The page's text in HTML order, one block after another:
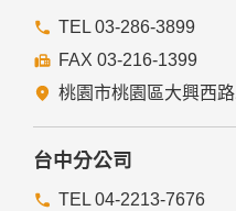
前項但書之情形包括不限於：
經由您書面同意。
法律明文規定。
與公務機關或學術研究機構
研究而有必要，且資料經過
無從識別特定之當事人。
當您在網站的行為，違反服
TEL 03-286-3899
FAX 03-216-1399
桃園市桃園區大興西
台中分公司
TEL 04-2213-7676